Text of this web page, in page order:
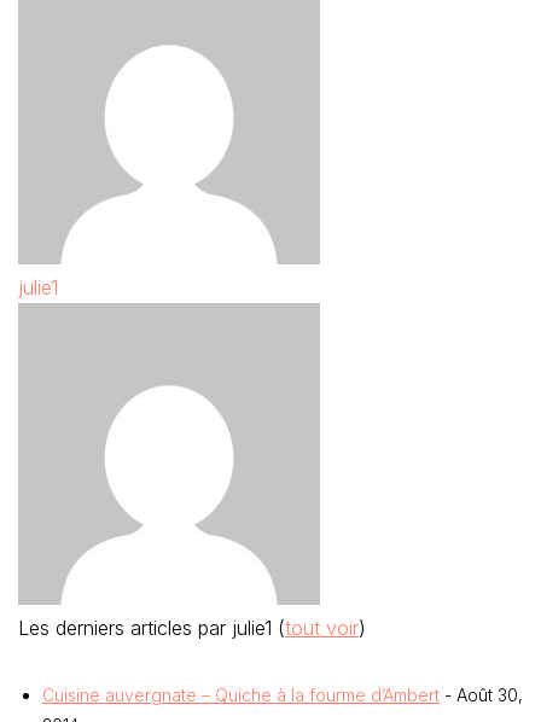
julie1
Les derniers articles par julie1 (tout voir)
Cuisine auvergnate – Quiche à la fourme d’Ambert - Août 30,